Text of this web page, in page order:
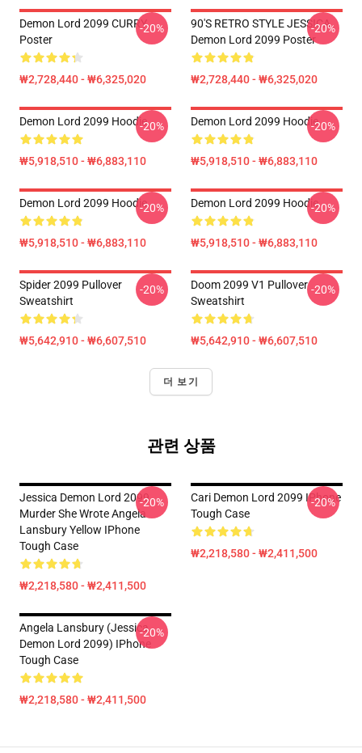
Demon Lord 2099 CURRY
Poster
₩2,728,440 - ₩6,325,020
-20%
90'S RETRO STYLE JESSICA
Demon Lord 2099 Poster
₩2,728,440 - ₩6,325,020
-20%
Demon Lord 2099 Hoodie
₩5,918,510 - ₩6,883,110
-20% Demon Lord 2099 Hoodie
₩5,918,510 - ₩6,883,110
-20%
Demon Lord 2099 Hoodie
₩5,918,510 - ₩6,883,110
-20% Demon Lord 2099 Hoodie
₩5,918,510 - ₩6,883,110
-20%
Spider 2099 Pullover
Sweatshirt
₩5,642,910 - ₩6,607,510
-20%
Doom 2099 V1 Pullover
Sweatshirt
₩5,642,910 - ₩6,607,510
-20%
더 보기
관련 상품
Jessica Demon Lord 2099
Murder She Wrote Angela
Lansbury Yellow IPhone
Tough Case
₩2,218,580 - ₩2,411,500
-20%
Cari Demon Lord 2099 IPhone
Tough Case
₩2,218,580 - ₩2,411,500
-20%
Angela Lansbury (Jessica
Demon Lord 2099) IPhone
Tough Case
₩2,218,580 - ₩2,411,500
-20%